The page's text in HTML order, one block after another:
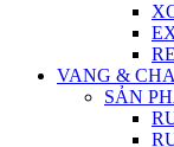
VANG &
SẢN